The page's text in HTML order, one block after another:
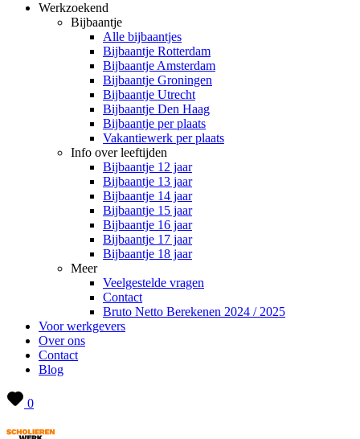
Werkzoekend
Bijbaantje
Alle bijbaantjes
Bijbaantje Rotterdam
Bijbaantje Amsterdam
Bijbaantje Groningen
Bijbaantje Utrecht
Bijbaantje Den Haag
Bijbaantje per plaats
Vakantiewerk per plaats
Info over leeftijden
Bijbaantje 12 jaar
Bijbaantje 13 jaar
Bijbaantje 14 jaar
Bijbaantje 15 jaar
Bijbaantje 16 jaar
Bijbaantje 17 jaar
Bijbaantje 18 jaar
Meer
Veelgestelde vragen
Contact
Bruto Netto Berekenen 2024 / 2025
Voor werkgevers
Over ons
Contact
Blog
0